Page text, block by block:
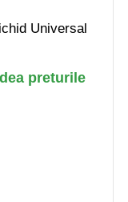
Universal
preturile